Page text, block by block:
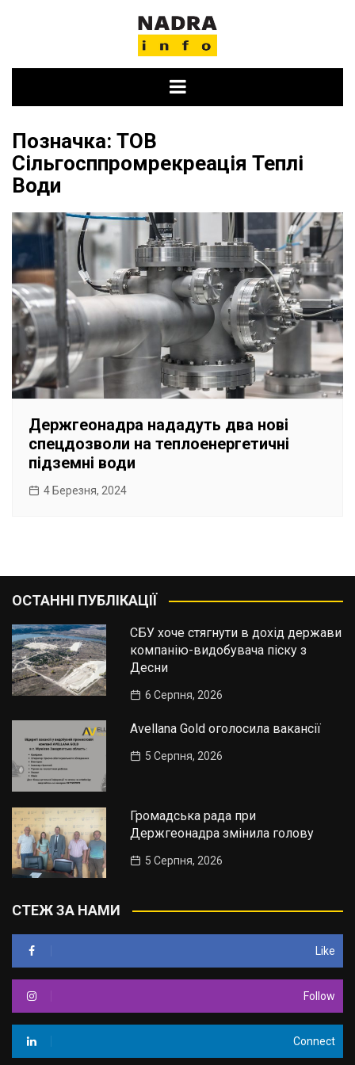
Позначка: ТОВ
Сільгосппромрекреація Теплі
Води
Держгеонадра нададуть два нові
спецдозволи на теплоенергетичні
підземні води
4 Березня, 2024
ОСТАННІ ПУБЛІКАЦІЇ
СБУ хоче стягнути в дохід держави
компанію-видобувача піску з
Десни
6 Серпня, 2026
Avellana Gold оголосила вакансії
5 Серпня, 2026
Громадська рада при
Держгеонадра змінила голову
5 Серпня, 2026
СТЕЖ ЗА НАМИ
Like
Follow
Connect